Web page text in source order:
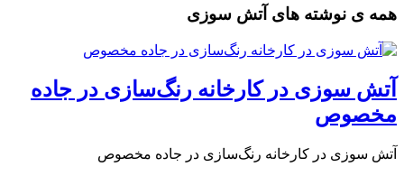
همه ی نوشته های آتش سوزی
️آتش سوزی در کارخانه رنگ‌سازی در جاده
مخصوص
️آتش سوزی در کارخانه رنگ‌سازی در جاده مخصوص